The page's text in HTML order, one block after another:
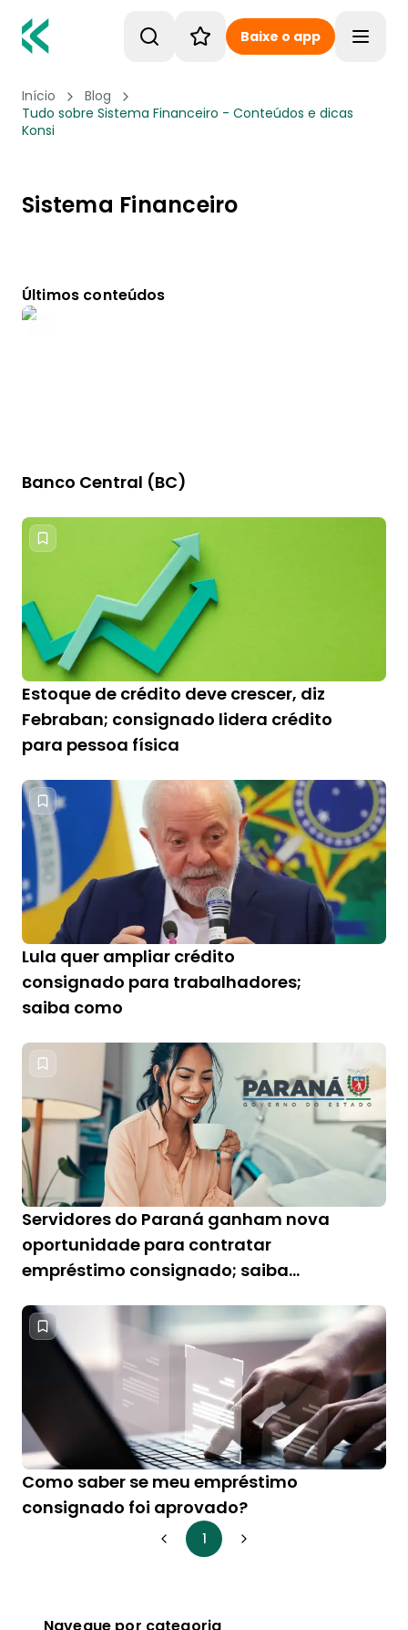
Baixe o app
Início
Blog
Tudo sobre Sistema Financeiro - Conteúdos e dicas
Konsi
Sistema Financeiro
Últimos conteúdos
Banco Central (BC)
Estoque de crédito deve crescer, diz
Febraban; consignado lidera crédito
para pessoa física
Lula quer ampliar crédito
consignado para trabalhadores;
saiba como
Servidores do Paraná ganham nova
oportunidade para contratar
empréstimo consignado; saiba
Como saber se meu empréstimo
consignado foi aprovado?
1